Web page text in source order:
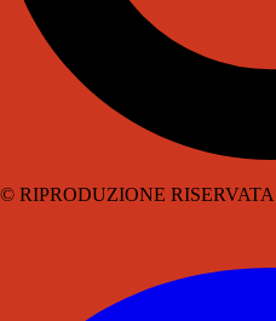
© RIPRODUZIONE RISERVATA